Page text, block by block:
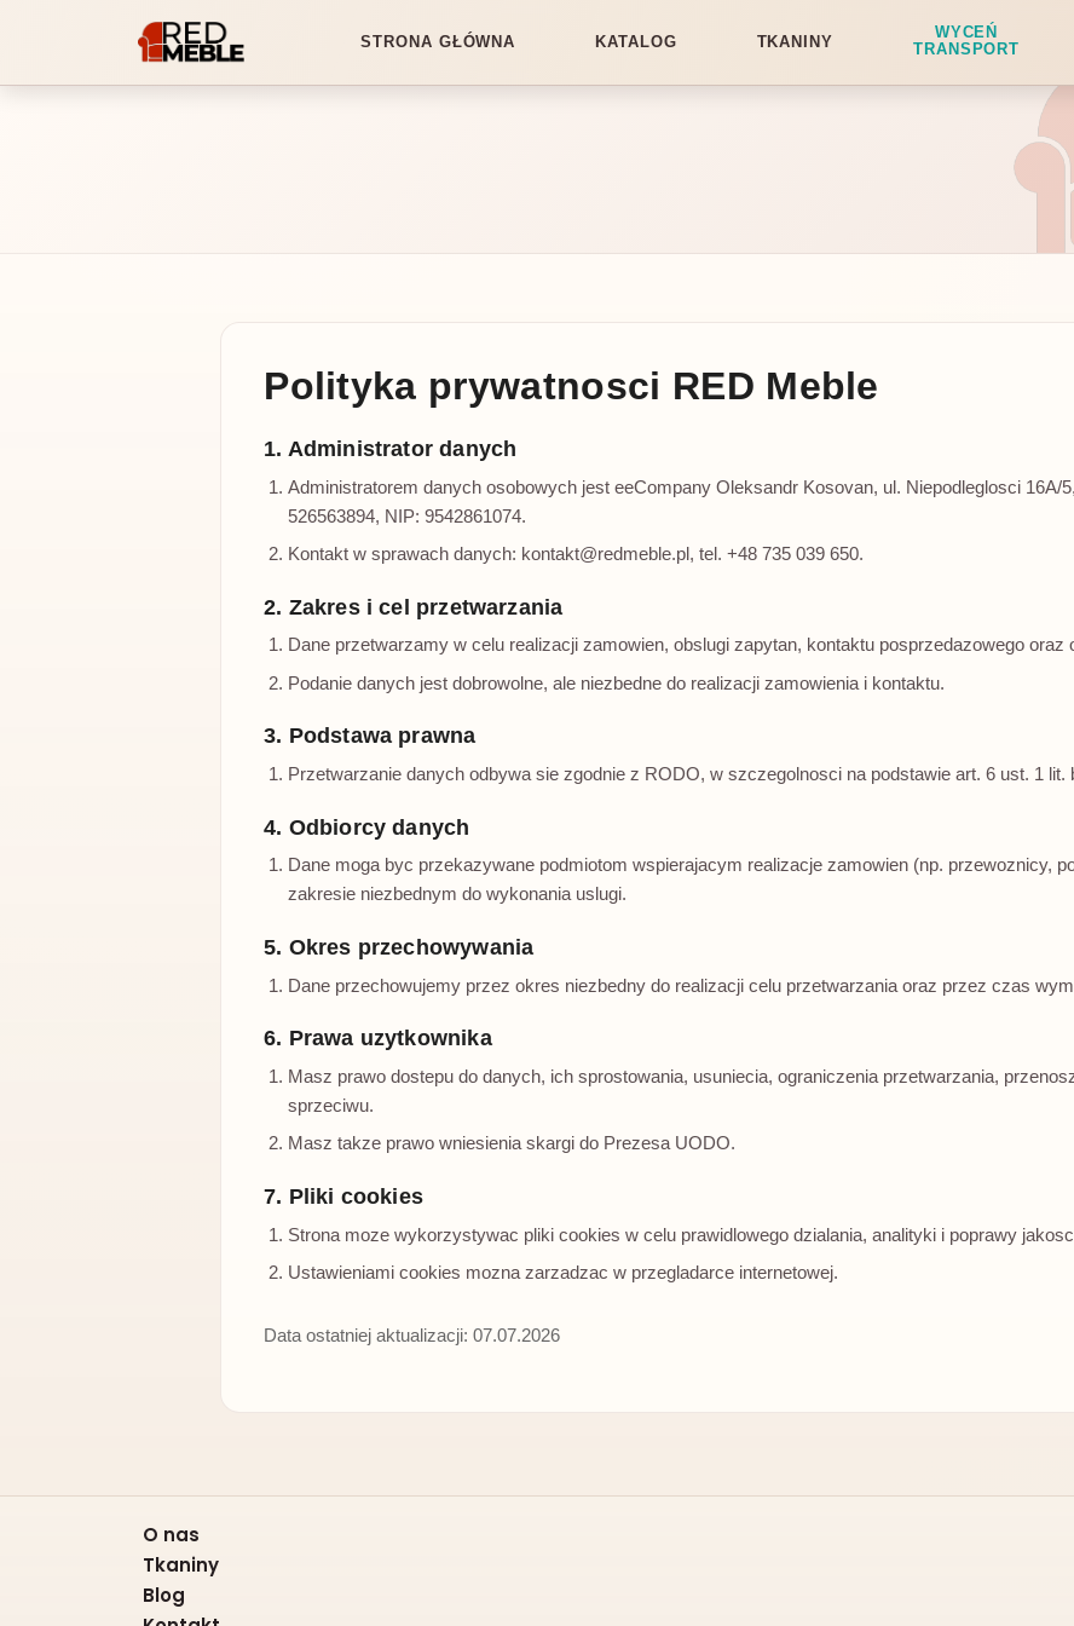
STRONA GŁÓWNA KATALOG TKANINY
WYCEŃ
TRANSPORT
Polityka prywatnosci RED Meble
1. Administrator danych
Administratorem danych osobowych jest eeCompany Oleksandr Kosovan, ul. Niepodleglosci 16A/
526563894, NIP: 9542861074.
Kontakt w sprawach danych: kontakt@redmeble.pl, tel. +48 735 039 650.
2. Zakres i cel przetwarzania
Dane przetwarzamy w celu realizacji zamowien, obslugi zapytan, kontaktu posprzedazowego oraz
Podanie danych jest dobrowolne, ale niezbedne do realizacji zamowienia i kontaktu.
3. Podstawa prawna
Przetwarzanie danych odbywa sie zgodnie z RODO, w szczegolnosci na podstawie art. 6 ust. 1 lit.
4. Odbiorcy danych
Dane moga byc przekazywane podmiotom wspierajacym realizacje zamowien (np. przewoznicy,
zakresie niezbednym do wykonania uslugi.
5. Okres przechowywania
Dane przechowujemy przez okres niezbedny do realizacji celu przetwarzania oraz przez czas
6. Prawa uzytkownika
Masz prawo dostepu do danych, ich sprostowania, usuniecia, ograniczenia przetwarzania,
sprzeciwu.
Masz takze prawo wniesienia skargi do Prezesa UODO.
7. Pliki cookies
Strona moze wykorzystywac pliki cookies w celu prawidlowego dzialania, analityki i poprawy
Ustawieniami cookies mozna zarzadzac w przegladarce internetowej.
Data ostatniej aktualizacji: 07.07.2026
O nas
Tkaniny
Blog